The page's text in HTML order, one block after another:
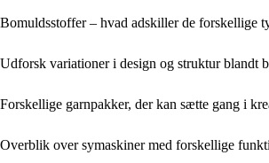
Bomuldsstoffer – hvad adskiller de forskellige
Udforsk variationer i design og struktur blandt
Forskellige garnpakker, der kan sætte gang i
Overblik over symaskiner med forskellige